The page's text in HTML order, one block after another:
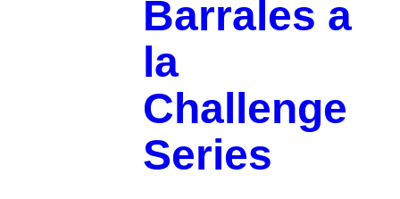
Barrales a
la
Challenge
Series